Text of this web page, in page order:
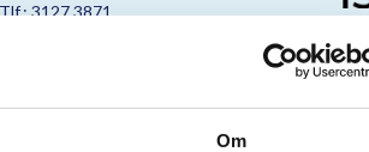
Om
3127 3871